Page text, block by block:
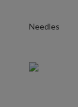
Needles